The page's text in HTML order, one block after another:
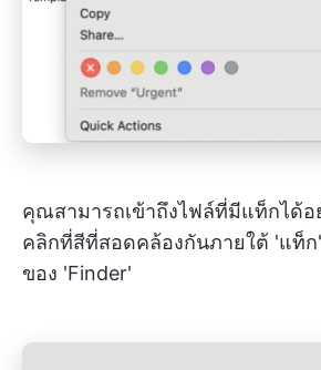
คุณสามารถเข้าถึงไฟล์ที่มีแท็กได้อ
คลิกที่สีที่สอดคล้องกันภายใต้ 'แท็
ของ 'Finder'